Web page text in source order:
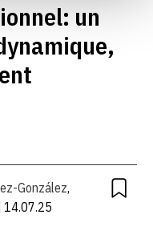
un
González,
14.07.25